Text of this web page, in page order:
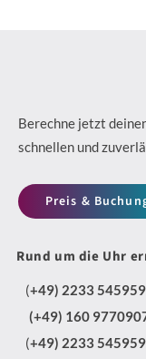
Berechne jetzt
schnellen und
Preis &
Rund um die Uhr
(+49) 2233
(+49) 160
(+49) 2233